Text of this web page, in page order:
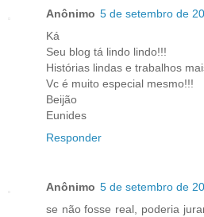
Anônimo 5 de setembro de
Ká
Seu blog tá lindo lindo!!!
Histórias lindas e trabalhos
Vc é muito especial mesmo!!!
Beijão
Eunides
Responder
Anônimo 5 de setembro de
se não fosse real, poderia